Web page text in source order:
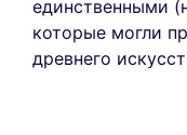
единственными
которые могли
древнего